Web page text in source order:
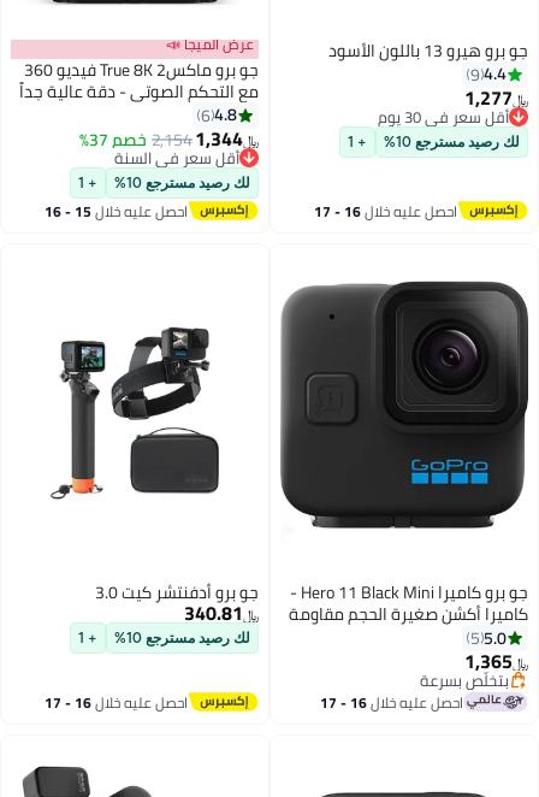
جو برو هيرو 13 باللون الأسود
4.4
9
﷼‏1,277
أقل سعر في 30 يوم
أقل سعر في 30 يوم
لك رصيد مسترجع 10% + 1
احصل عليه خلال 16 - 17
اغسطس
عرض الميجا 📣
جو برو ماكس2 True 8K فيديو 360
مع التحكم الصوتي - دقة عالية جداً
رسمي من GoPro الإمارات العربية
المتحدة
4.8
6
﷼‏1,344
2,154خصم 37%
أقل سعر في السنة
أقل سعر في السنة
لك رصيد مسترجع 10% + 1
احصل عليه خلال 15 - 16
اغسطس
جو برو كاميرا Hero 11 Black Mini -
كاميرا أكشن صغيرة الحجم مقاومة
5.3K60 إطارًا بدقة 24.7 ميجابكسل
5.0
5
﷼‏1,365
بتخلّص بسرعة
بتخلّص بسرعةاحصل عليه خلال 16 - 17
جو برو أدفنتشر كيت 3.0
﷼‏340.81
لك رصيد مسترجع 10% + 1
احصل عليه خلال 16 - 17